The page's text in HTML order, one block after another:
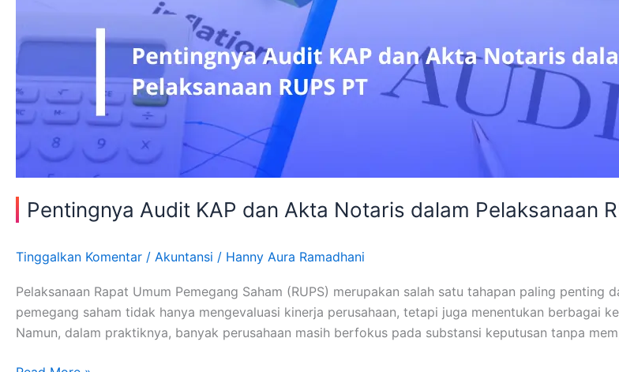
Pentingnya Audit KAP dan Akta Notaris dalam Pelaksanaan
Tinggalkan Komentar / Akuntansi / Hanny Aura Ramadhani
Pelaksanaan Rapat Umum Pemegang Saham (RUPS) merupakan salah satu tahapan paling
pemegang saham tidak hanya mengevaluasi kinerja perusahaan, tetapi juga menentukan berbagai
Namun, dalam praktiknya, banyak perusahaan masih berfokus pada substansi keputusan tanpa